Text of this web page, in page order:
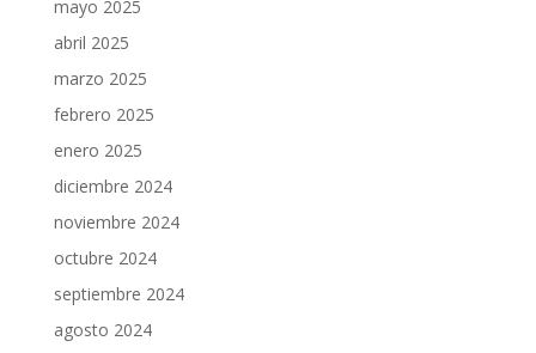
mayo 2025
abril 2025
marzo 2025
febrero 2025
enero 2025
diciembre 2024
noviembre 2024
octubre 2024
septiembre 2024
agosto 2024